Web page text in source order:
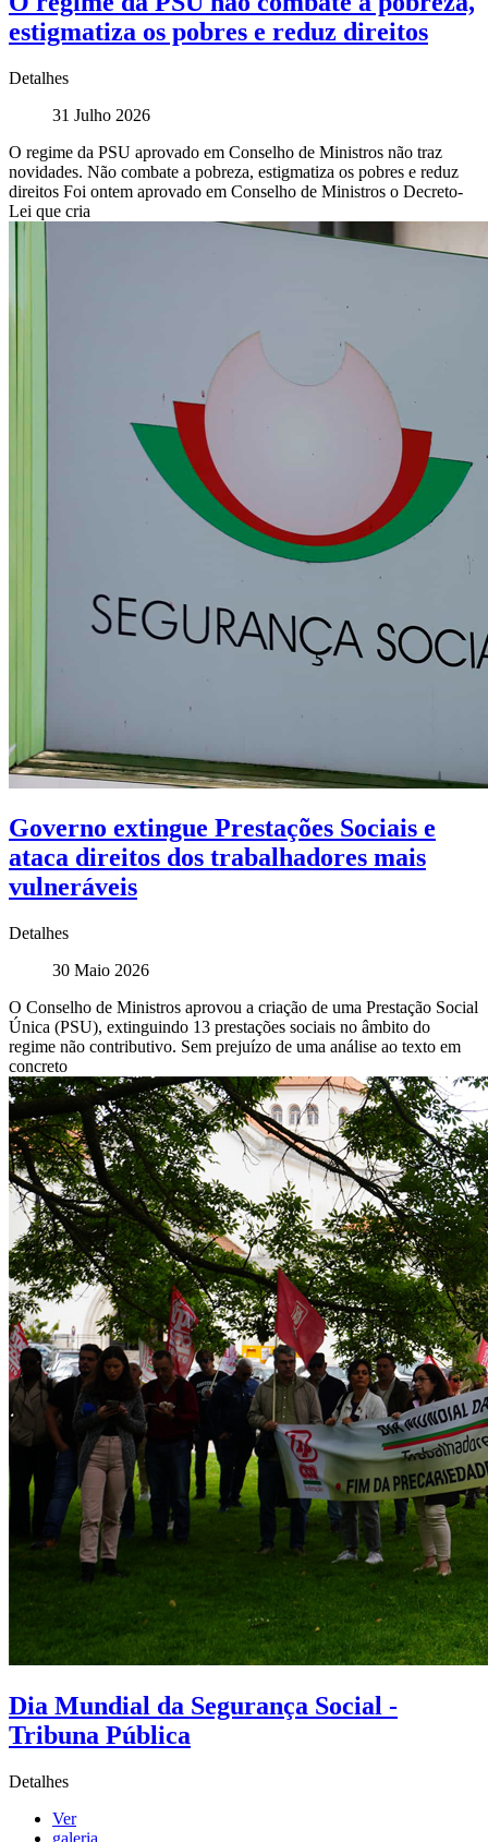
estigmatiza os pobres e reduz direitos
Detalhes
31 Julho 2026
O regime da PSU aprovado em Conselho de Ministros não traz
novidades. Não combate a pobreza, estigmatiza os pobres e reduz
direitos Foi ontem aprovado em Conselho de Ministros o Decreto-
Lei que cria
Governo extingue Prestações Sociais e
ataca direitos dos trabalhadores mais
vulneráveis
Detalhes
30 Maio 2026
O Conselho de Ministros aprovou a criação de uma Prestação Social
Única (PSU), extinguindo 13 prestações sociais no âmbito do
regime não contributivo. Sem prejuízo de uma análise ao texto em
concreto
Dia Mundial da Segurança Social -
Tribuna Pública
Detalhes
Ver